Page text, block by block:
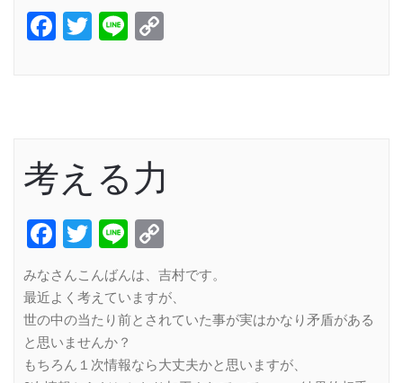
Facebook
Twitter
Line
考える力
Facebook
Twitter
Line
Link
みなさんこんばんは、吉村です。
最近よく考えていますが、
世の中の当たり前とされていた事が実はかなり矛盾がある
と思いませんか？
もちろん１次情報なら大丈夫かと思いますが、